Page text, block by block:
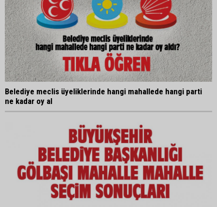
Belediye meclis üyeliklerinde hangi mahallede hangi parti
ne kadar oy al